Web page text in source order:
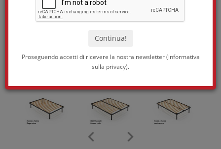
Proseguendo accetti di ricevere la nostra newsletter (informativa
sulla privacy).